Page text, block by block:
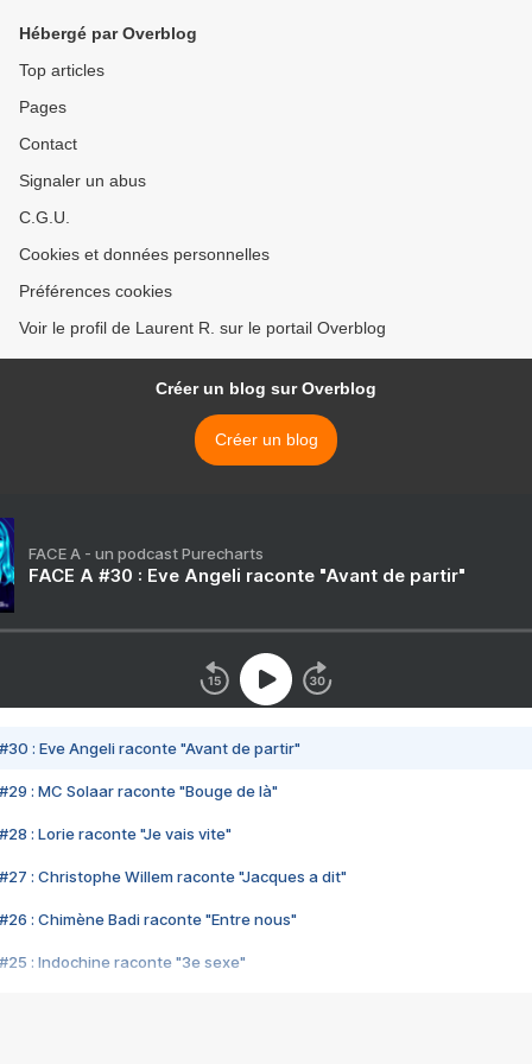
Hébergé par Overblog
Top articles
Pages
Contact
Signaler un abus
C.G.U.
Cookies et données personnelles
Préférences cookies
Voir le profil de Laurent R. sur le portail Overblog
Créer un blog sur Overblog
Créer un blog
FACE A - un podcast Purecharts
FACE A #30 : Eve Angeli raconte "Avant de partir"
#30 : Eve Angeli raconte "Avant de partir"
#29 : MC Solaar raconte "Bouge de là"
#28 : Lorie raconte "Je vais vite"
#27 : Christophe Willem raconte "Jacques a dit"
#26 : Chimène Badi raconte "Entre nous"
#25 : Indochine raconte "3e sexe"